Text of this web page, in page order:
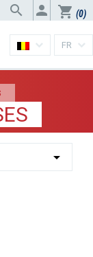
shopping_cart (0)


FR
